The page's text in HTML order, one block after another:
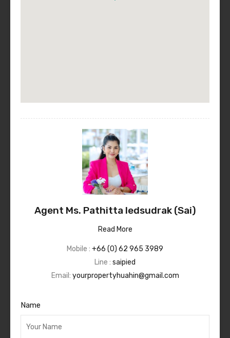
Agent Ms. Pathitta Iedsudrak (Sai)
Read More
Mobile : +66 (0) 62 965 3989
Line : saipied
Email: yourpropertyhuahin@gmail.com
Name